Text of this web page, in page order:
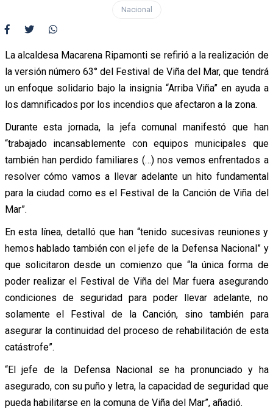
Nacional
La alcaldesa Macarena Ripamonti se refirió a la realización de
la versión número 63° del Festival de Viña del Mar, que tendrá
un enfoque solidario bajo la insignia “Arriba Viña” en ayuda a
los damnificados por los incendios que afectaron a la zona.
Durante esta jornada, la jefa comunal manifestó que han
“trabajado incansablemente con equipos municipales que
también han perdido familiares (…) nos vemos enfrentados a
resolver cómo vamos a llevar adelante un hito fundamental
para la ciudad como es el Festival de la Canción de Viña del
Mar”.
En esta línea, detalló que han “tenido sucesivas reuniones y
hemos hablado también con el jefe de la Defensa Nacional” y
que solicitaron desde un comienzo que “la única forma de
poder realizar el Festival de Viña del Mar fuera asegurando
condiciones de seguridad para poder llevar adelante, no
solamente el Festival de la Canción, sino también para
asegurar la continuidad del proceso de rehabilitación de esta
catástrofe”.
“El jefe de la Defensa Nacional se ha pronunciado y ha
asegurado, con su puño y letra, la capacidad de seguridad que
pueda habilitarse en la comuna de Viña del Mar”, añadió.